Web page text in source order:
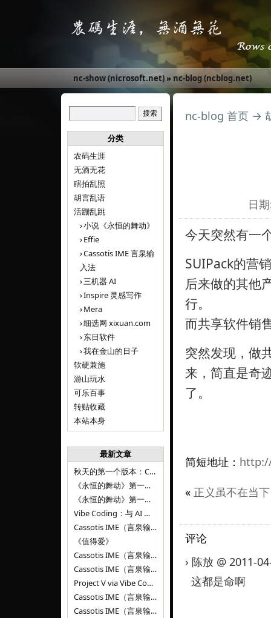
nc-show (nicrosoft.net)» nc-blog (ncblog.net)
分类
农码生涯
无酒无花
瞎拍乱照
胡言乱语
活蹦乱跳
小说《永恒的舞动》
Effie
Cassotis IME 言泉输
入法
三机器 AI
Inspire 灵感写作
Mera
细选网 xixuan.com
东日软件
我在金山的日子
软硬兼施
游山玩水
可乐百事
转贴收藏
本站本身
最新文章
秋天的第一个版本：Cassotis IME（言泉输入法）v1.12.0
《永恒的舞动》第一百二十八章
《永恒的舞动》第一百二十七章
Vibe Coding：与 AI 并肩进步——言泉输入法 v0.4.1
Cassotis IME（言泉输入法）v0.3.1
《值得爱》
Cassotis IME（言泉输入法）v0.2.0
Cassotis IME（言泉输入法）v0.1.0
Project V via Vibe Coding
Cassotis IME（言泉输入法）阶段二
Cassotis IME（言泉输入法）
nc-blog 首页 →
日
今天突然有一
SUIPack的营
后来做的其他
行。
而共享软件销
突然发现，做
来，简直是奇
了。
简短地址：
« 正义虽不在当
评论
› 陈放 @ 2011-
这都是命啊